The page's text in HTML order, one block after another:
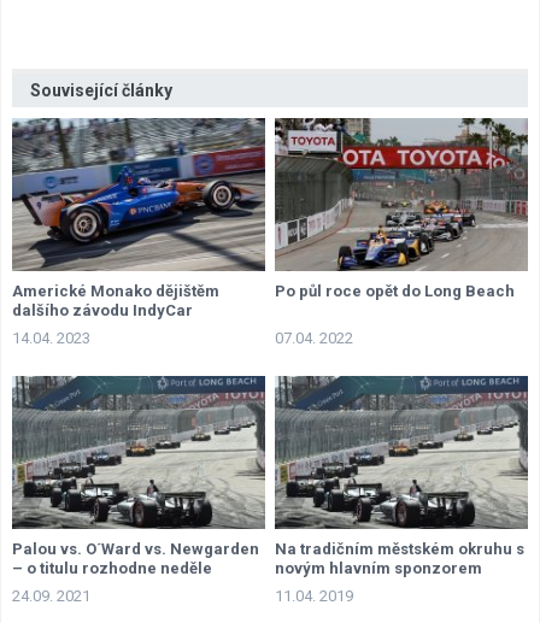
Související články
Americké Monako dějištěm
dalšího závodu IndyCar
14.04. 2023
Po půl roce opět do Long Beach
07.04. 2022
Palou vs. O´Ward vs. Newgarden
– o titulu rozhodne neděle
24.09. 2021
Na tradičním městském okruhu s
novým hlavním sponzorem
11.04. 2019